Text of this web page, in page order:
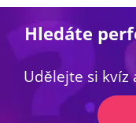
Hledáte
Udělejte si